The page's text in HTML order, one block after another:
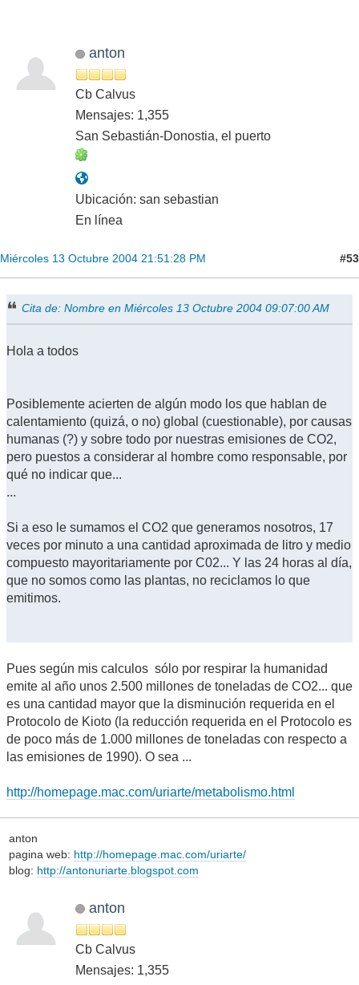
anton
Cb Calvus
Mensajes: 1,355
San Sebastián-Donostia, el puerto
Ubicación: san sebastian
En línea
Miércoles 13 Octubre 2004 21:51:28 PM #53
Cita de: Nombre en Miércoles 13 Octubre 2004 09:07:00 AM
Hola a todos
Posiblemente acierten de algún modo los que hablan de
calentamiento (quizá, o no) global (cuestionable), por causas
humanas (?) y sobre todo por nuestras emisiones de CO2,
pero puestos a considerar al hombre como responsable, por
qué no indicar que...
...
Si a eso le sumamos el CO2 que generamos nosotros, 17
veces por minuto a una cantidad aproximada de litro y medio
compuesto mayoritariamente por C02... Y las 24 horas al día,
que no somos como las plantas, no reciclamos lo que
emitimos.
Pues según mis calculos sólo por respirar la humanidad
emite al año unos 2.500 millones de toneladas de CO2... que
es una cantidad mayor que la disminución requerida en el
Protocolo de Kioto (la reducción requerida en el Protocolo es
de poco más de 1.000 millones de toneladas con respecto a
las emisiones de 1990). O sea ...
http://homepage.mac.com/uriarte/metabolismo.html
anton
pagina web: http://homepage.mac.com/uriarte/
blog: http://antonuriarte.blogspot.com
anton
Cb Calvus
Mensajes: 1,355